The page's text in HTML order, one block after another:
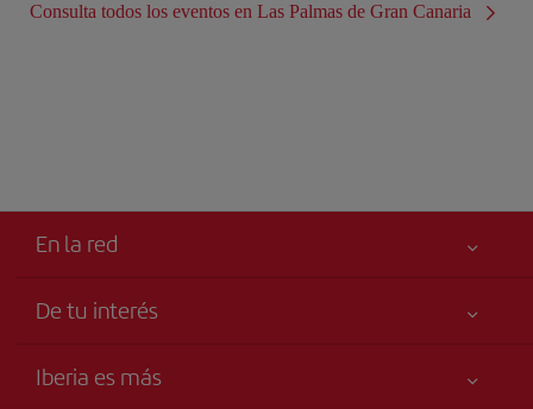
Consulta todos los eventos en Las Palmas de Gran Canaria
En la red
De tu interés
Declaración de accesibilidad
Iberia es más